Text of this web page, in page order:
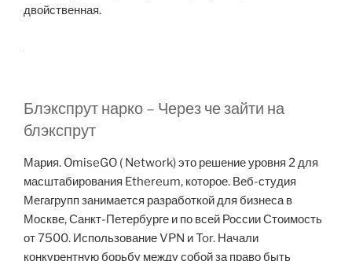
двойственная.
Блэкспрут нарко – Через че зайти на
блэкспрут
Мария. OmiseGO ( Network) это решение уровня 2 для
масштабирования Ethereum, которое. Веб-студия
Мегагрупп занимается разработкой для бизнеса в
Москве, Санкт-Петербурге и по всей России Стоимость
от 7500. Использование VPN и Tor. Начали
конкурентную борьбу между собой за право быть